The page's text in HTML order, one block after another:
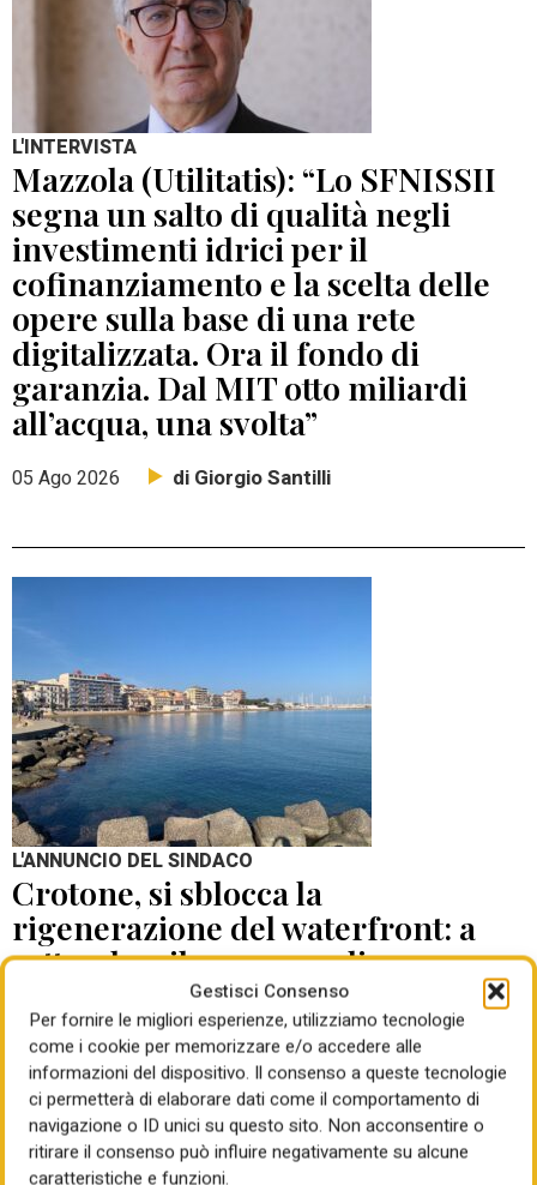
Gestisci Consenso
Per fornire le migliori esperienze, utilizziamo tecnologie
come i cookie per memorizzare e/o accedere alle
informazioni del dispositivo. Il consenso a queste tecnologie
ci permetterà di elaborare dati come il comportamento di
navigazione o ID unici su questo sito. Non acconsentire o
ritirare il consenso può influire negativamente su alcune
caratteristiche e funzioni.
L'INTERVISTA
Mazzola (Utilitatis): “Lo SFNISSII
segna un salto di qualità negli
investimenti idrici per il
cofinanziamento e la scelta delle
opere sulla base di una rete
digitalizzata. Ora il fondo di
garanzia. Dal MIT otto miliardi
all’acqua, una svolta”
05 Ago 2026 di Giorgio Santilli
L'ANNUNCIO DEL SINDACO
Crotone, si sblocca la
rigenerazione del waterfront: a
settembre il concorso di
progettazione
05 Ago 2026 di Mauro Giansante